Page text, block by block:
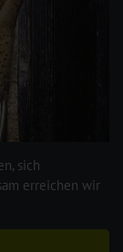
sich
erreichen wir